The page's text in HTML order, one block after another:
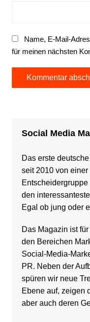
Name, E-Mail-
für meinen nächsten
Social Media
Das erste
seit 2010 von
den
Egal ob jung oder
Das Magazin ist
den Bereichen
Social-Media-
PR. Neben der
spüren wir neue
Ebene auf, zeigen
aber auch deren